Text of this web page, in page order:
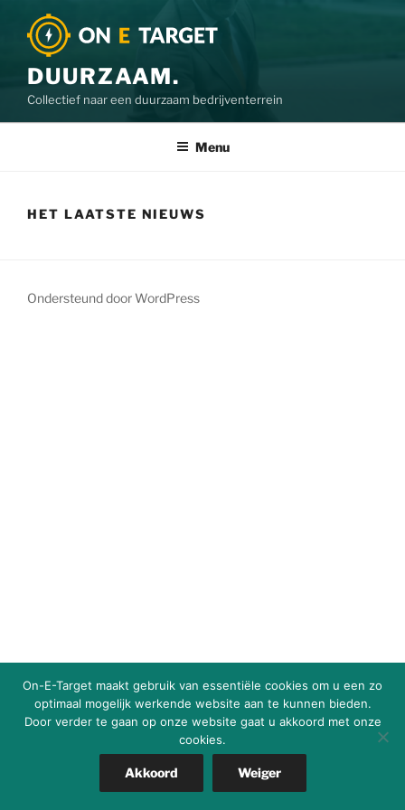
DUURZAAM.
Collectief naar een duurzaam bedrijventerrein
Menu
HET LAATSTE NIEUWS
Ondersteund door WordPress
On-E-Target maakt gebruik van essentiële cookies om u een zo
optimaal mogelijk werkende website aan te kunnen bieden.
Door verder te gaan op onze website gaat u akkoord met onze
cookies.
Akkoord Weiger